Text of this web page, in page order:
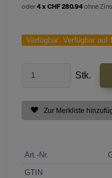
oder4 x CHF 280.94ohne
Verfügbar: Verfügbar auf
Stk.
Zur Merkliste
Art.-Nr.
GTIN